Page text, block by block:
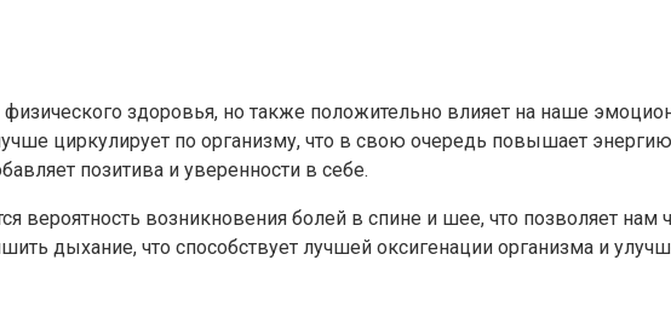
здоровья, но также положительно влияет на наше
циркулирует по организму, что в свою очередь повышает энергию,
позитива и уверенности в себе.
вероятность возникновения болей в спине и шее, что позволяет
дыхание, что способствует лучшей оксигенации организма и